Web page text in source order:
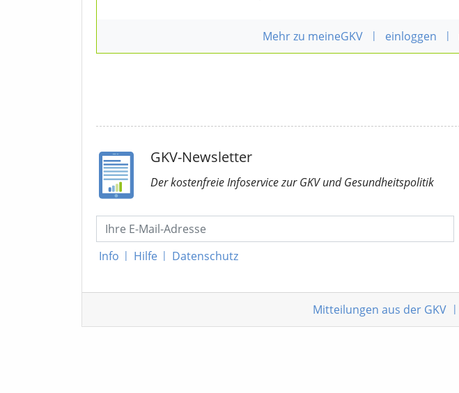
Mehr zu meineGKV | einloggen |
GKV-Newsletter
Der kostenfreie Infoservicezur GKVund Gesundheitspolitik
Info | Hilfe | Datenschutz
Mitteilungen aus der GKV |